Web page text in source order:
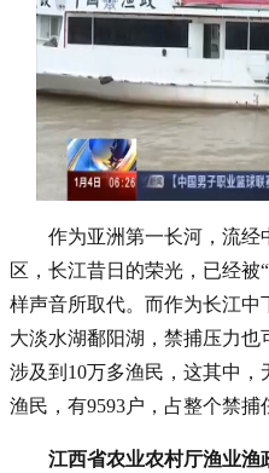
作为亚洲第一长河，流经
区，长江昔日的荣光，已经被
样声音所取代。而作为长江
大淡水湖鄱阳湖，禁捕压力
涉及到10万多渔民，这其中
渔民，有9593户，占整个禁捕
江西省农业农村厅渔业渔